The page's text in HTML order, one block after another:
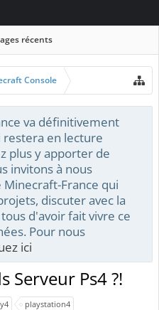
récents
Console
va définitivement
en lecture
plus y apporter de
invitons à nous
France qui
discuter avec la
d'avoir fait vivre ce
Pour nous
ici
Serveur Ps4 ?!
playstation4